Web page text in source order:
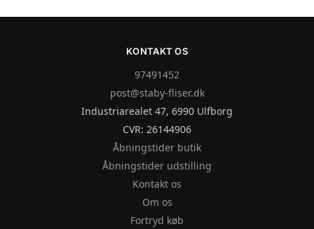
KONTAKT OS
97491452
post@staby-fliser.dk
Industriarealet 47, 6990 Ulfborg
CVR: 26144906
Åbningstider butik
Åbningstider udstilling
Kontakt os
Om os
Fortryd køb